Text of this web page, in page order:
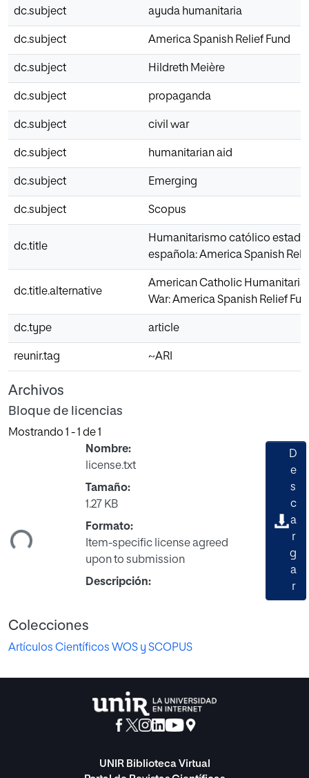
dc.subject ayuda humanitaria
dc.subject America Spanish Relief Fund
dc.subject Hildreth Meière
dc.subject propaganda
dc.subject civil war
dc.subject humanitarian aid
dc.subject Emerging
dc.subject Scopus
dc.title
Humanitarismo católico
española: America Spanish
dc.title.alternative
American Catholic
War: America Spanish Relief
dc.type article
reunir.tag ~ARI
Archivos
Bloque de licencias
Mostrando 1 - 1 de 1
Nombre:
license.txt
Tamaño:
1.27 KB
Formato:
Item-specific license agreed
upon to submission
Descripción:
D
e
s
c
a
r
g
a
r
Colecciones
Artículos Científicos WOS y SCOPUS
UNIR Biblioteca Virtual